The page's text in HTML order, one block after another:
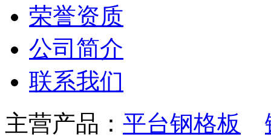
荣誉资质
公司简介
联系我们
主营产品： 平台钢格板